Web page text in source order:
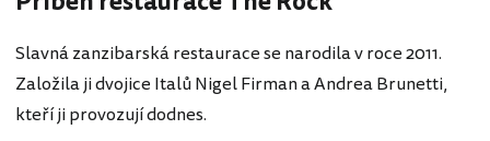
Slavná zanzibarská restaurace se narodila v roce 2011.
Založila ji dvojice Italů Nigel Firman a Andrea Brunetti,
kteří ji provozují dodnes.